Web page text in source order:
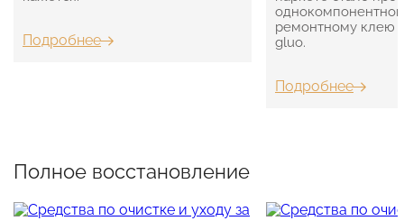
Подробнее
ремонтному клею
gluo.
Подробнее
Полное восстановление